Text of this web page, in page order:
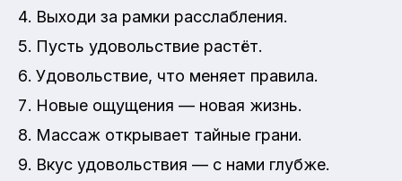
Выходи за рамки расслабления.
Пусть удовольствие растёт.
Удовольствие, что меняет правила.
Новые ощущения — новая жизнь.
Массаж открывает тайные грани.
Вкус удовольствия — с нами глубже.